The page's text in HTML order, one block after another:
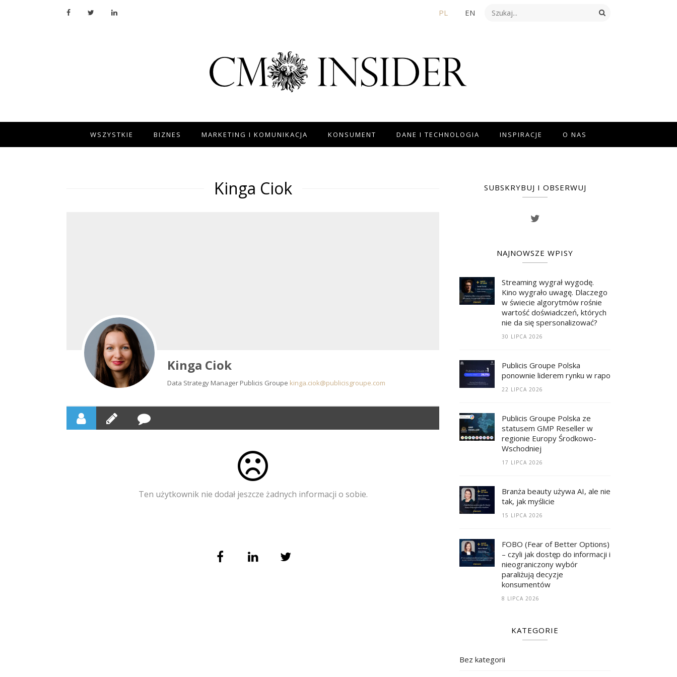
PL EN
WSZYSTKIE BIZNES MARKETING I KOMUNIKACJA KONSUMENT DANE I TECHNOLOGIA INSPIRACJE O NAS
Kinga Ciok
Kinga Ciok
Data Strategy Manager Publicis Groupe kinga.ciok@publicisgroupe.com
Ten użytkownik nie dodał jeszcze żadnych informacji o sobie.
SUBSKRYBUJ I OBSERWUJ
NAJNOWSZE WPISY
Streaming wygrał wygodę.
Kino wygrało uwagę. Dlaczego
w świecie algorytmów rośnie
wartość doświadczeń, których
nie da się spersonalizować?
30 LIPCA 2026
Publicis Groupe Polska
ponownie liderem rynku w raporcie RECMA
22 LIPCA 2026
Publicis Groupe Polska ze
statusem GMP Reseller w
regionie Europy Środkowo-
Wschodniej
17 LIPCA 2026
Branża beauty używa AI, ale nie
tak, jak myślicie
15 LIPCA 2026
FOBO (Fear of Better Options)
– czyli jak dostęp do informacji i
nieograniczony wybór
paraliżują decyzje
konsumentów
8 LIPCA 2026
KATEGORIE
Bez kategorii